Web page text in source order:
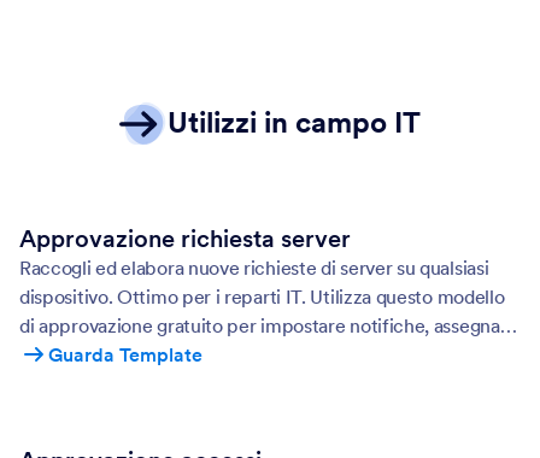
Utilizzi in campo IT
Approvazione richiesta server
Raccogli ed elabora nuove richieste di server su qualsiasi
dispositivo. Ottimo per i reparti IT. Utilizza questo modello
di approvazione gratuito per impostare notifiche, assegnare
attività, impostare limiti di tempo e altro ancora.
Guarda Template